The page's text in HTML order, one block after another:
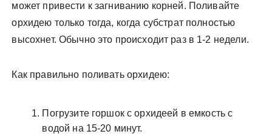
может привести к загниванию корней. Поливайте
орхидею только тогда, когда субстрат полностью
высохнет. Обычно это происходит раз в 1-2 недели.
Как правильно поливать орхидею:
Погрузите горшок с орхидеей в емкость с
водой на 15-20 минут.